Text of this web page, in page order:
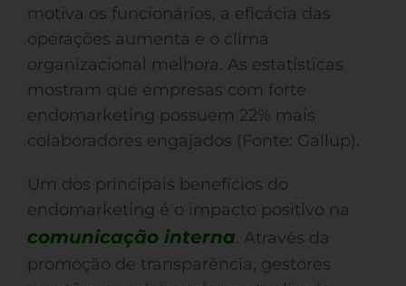
motiva os funcionários, a eficácia das
operações aumenta e o clima
organizacional melhora. As estatísticas
mostram que empresas com forte
endomarketing possuem 22% mais
colaboradores engajados (Fonte: Gallup).
Um dos principais benefícios do
endomarketing é o impacto positivo na
comunicação interna. Através da
promoção de transparência, gestores